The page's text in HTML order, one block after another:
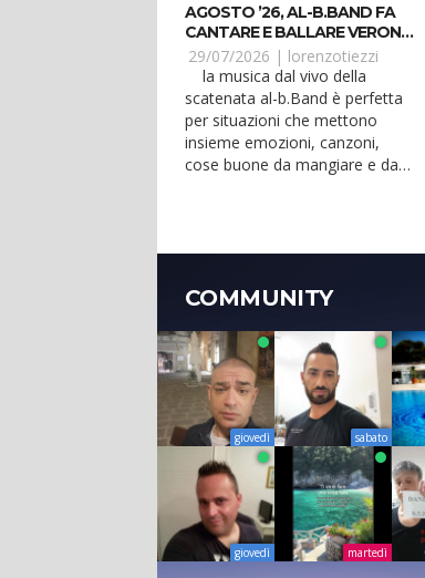
AGOSTO ’26, AL-B.BAND FA
CANTARE E BALLARE VERONA
E JESOLO
29/07/2026 | lorenzotiezzi
scatenata al-b.Band è perfetta
per situazioni che mettono
insieme emozioni, canzoni,
cose buone da mangiare e da
COMMUNITY
giovedì sabato
giovedì martedì